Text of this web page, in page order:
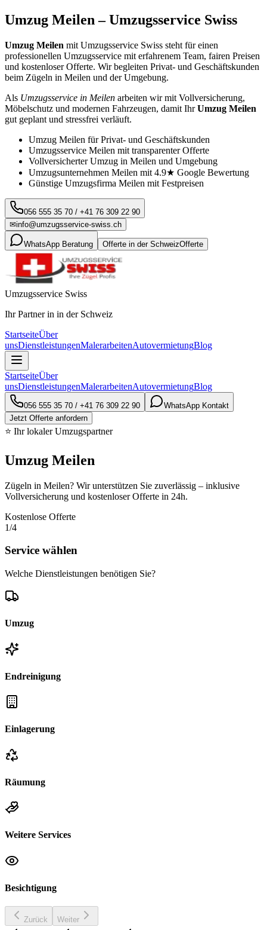
Umzug Meilen – Umzugsservice Swiss
Umzug Meilen mit Umzugsservice Swiss steht für einen
professionellen Umzugsservice mit erfahrenem Team, fairen Preisen
und kostenloser Offerte. Wir begleiten Privat- und Geschäftskunden
beim Zügeln in Meilen und der Umgebung.
Als Umzugsservice in Meilen arbeiten wir mit Vollversicherung,
Möbelschutz und modernen Fahrzeugen, damit IhrUmzug Meilen
gut geplant und stressfrei verläuft.
Umzug Meilen für Privat- und Geschäftskunden
Umzugsservice Meilen mit transparenter Offerte
Vollversicherter Umzug in Meilen und Umgebung
Umzugsunternehmen Meilen mit 4.9★ Google Bewertung
Günstige Umzugsfirma Meilen mit Festpreisen
056 555 35 70 / +41 76 309 22 90
✉info@umzugsservice-swiss.ch
WhatsApp Beratung Offerte in der SchweizOfferte
Umzugsservice Swiss
Ihr Partner in in der Schweiz
StartseiteÜber
unsDienstleistungenMalerarbeitenAutovermietungBlog
StartseiteÜber
unsDienstleistungenMalerarbeitenAutovermietungBlog
056 555 35 70 / +41 76 309 22 90
WhatsApp Kontakt
Jetzt Offerte anfordern
⭐ Ihr lokaler Umzugspartner
Umzug Meilen
Zügeln in Meilen? Wir unterstützen Sie zuverlässig – inklusive
Vollversicherung und kostenloser Offerte in 24h.
Kostenlose Offerte
1/4
Service wählen
Welche Dienstleistungen benötigen Sie?
Umzug
Endreinigung
Einlagerung
Räumung
Weitere Services
Besichtigung
Zurück Weiter